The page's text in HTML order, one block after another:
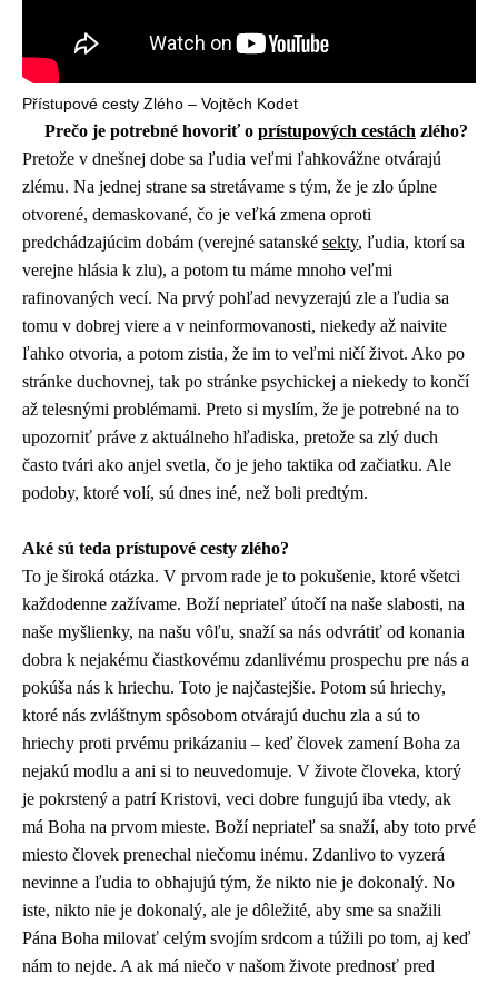
Přístupové cesty Zlého – Vojtěch Kodet
Prečo je potrebné hovoriť o prístupových cestách zlého?
Pretože v dnešnej dobe sa ľudia veľmi ľahkovážne otvárajú
zlému. Na jednej strane sa stretávame s tým, že je zlo úplne
otvorené, demaskované, čo je veľká zmena oproti
predchádzajúcim dobám (verejné satanské sekty, ľudia, ktorí sa
verejne hlásia k zlu), a potom tu máme mnoho veľmi
rafinovaných vecí. Na prvý pohľad nevyzerajú zle a ľudia sa
tomu v dobrej viere a v neinformovanosti, niekedy až naivite
ľahko otvoria, a potom zistia, že im to veľmi ničí život. Ako po
stránke duchovnej, tak po stránke psychickej a niekedy to končí
až telesnými problémami. Preto si myslím, že je potrebné na to
upozorniť práve z aktuálneho hľadiska, pretože sa zlý duch
často tvári ako anjel svetla, čo je jeho taktika od začiatku. Ale
podoby, ktoré volí, sú dnes iné, než boli predtým.
Aké sú teda prístupové cesty zlého?
To je široká otázka. V prvom rade je to pokušenie, ktoré všetci
každodenne zažívame. Boží nepriateľ útočí na naše slabosti, na
naše myšlienky, na našu vôľu, snaží sa nás odvrátiť od konania
dobra k nejakému čiastkovému zdanlivému prospechu pre nás a
pokúša nás k hriechu. Toto je najčastejšie. Potom sú hriechy,
ktoré nás zvláštnym spôsobom otvárajú duchu zla a sú to
hriechy proti prvému prikázaniu – keď človek zamení Boha za
nejakú modlu a ani si to neuvedomuje. V živote človeka, ktorý
je pokrstený a patrí Kristovi, veci dobre fungujú iba vtedy, ak
má Boha na prvom mieste. Boží nepriateľ sa snaží, aby toto prvé
miesto človek prenechal niečomu inému. Zdanlivo to vyzerá
nevinne a ľudia to obhajujú tým, že nikto nie je dokonalý. No
iste, nikto nie je dokonalý, ale je dôležité, aby sme sa snažili
Pána Boha milovať celým svojím srdcom a túžili po tom, aj keď
nám to nejde. A ak má niečo v našom živote prednosť pred